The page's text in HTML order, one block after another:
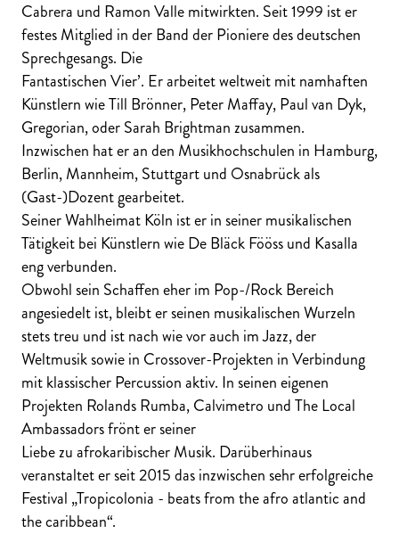
Cabrera und Ramon Valle mitwirkten. Seit 1999 ist er
festes Mitglied in der Band der Pioniere des deutschen
Sprechgesangs. Die
Fantastischen Vier’. Er arbeitet weltweit mit namhaften
Künstlern wie Till Brönner, Peter Maffay, Paul van Dyk,
Gregorian, oder Sarah Brightman zusammen.
Inzwischen hat er an den Musikhochschulen in Hamburg,
Berlin, Mannheim, Stuttgart und Osnabrück als
(Gast-)Dozent gearbeitet.
Seiner Wahlheimat Köln ist er in seiner musikalischen
Tätigkeit bei Künstlern wie De Bläck Fööss und Kasalla
eng verbunden.
Obwohl sein Schaffen eher im Pop-/Rock Bereich
angesiedelt ist, bleibt er seinen musikalischen Wurzeln
stets treu und ist nach wie vor auch im Jazz, der
Weltmusik sowie in Crossover-Projekten in Verbindung
mit klassischer Percussion aktiv. In seinen eigenen
Projekten Rolands Rumba, Calvimetro und The Local
Ambassadors frönt er seiner
Liebe zu afrokaribischer Musik. Darüberhinaus
veranstaltet er seit 2015 das inzwischen sehr erfolgreiche
Festival „Tropicolonia - beats from the afro atlantic and
the caribbean“.